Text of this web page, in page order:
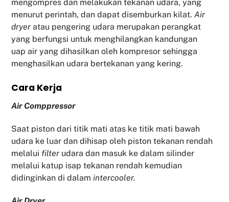
mengompres dan melakukan tekanan udara, yang
menurut perintah, dan dapat disemburkan kilat.Air
dryer atau pengering udara merupakan perangkat
yang berfungsi untuk menghilangkan kandungan
uap air yang dihasilkan oleh kompresor sehingga
menghasilkan udara bertekanan yang kering.
Cara Kerja
Air Comppressor
Saat piston dari titik mati atas ke titik mati bawah
udara ke luar dan dihisap oleh piston tekanan rendah
melalui filter udara dan masuk ke dalam silinder
melalui katup isap tekanan rendah kemudian
didinginkan di dalamintercooler.